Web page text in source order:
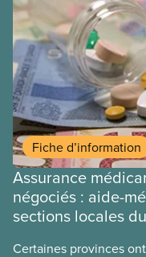
Fiche d’information
Assurance
négociés : aide-
sections locales
Certaines provinces